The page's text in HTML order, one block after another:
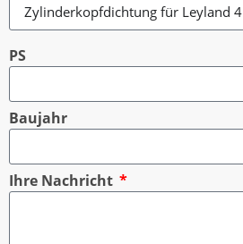
PS
Baujahr
Ihre Nachricht